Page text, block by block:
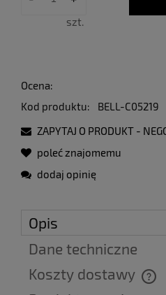
szt.
Ocena:
Kod produktu:
BELL-C05219
ZAPYTAJ O PRODUKT -
poleć znajomemu
dodaj opinię
Opis
Dane techniczne
Koszty dostawy
Cena nie zawiera ewentualnych